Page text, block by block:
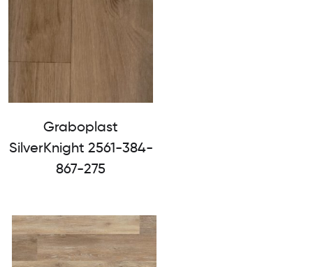
Graboplast
SilverKnight 2561-384-
867-275